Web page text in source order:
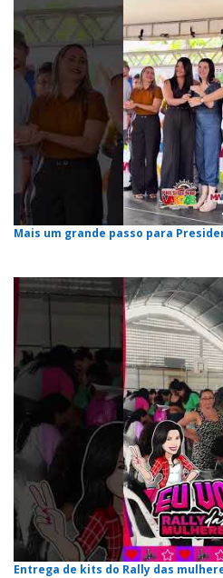
Mais um grande passo para
Entrega de kits do Rally das